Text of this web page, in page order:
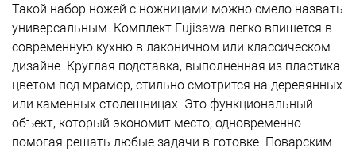
Такой набор ножей с ножницами можно смело назвать
универсальным. Комплект Fujisawa легко впишется в
современную кухню в лаконичном или классическом
дизайне. Круглая подставка, выполненная из пластика
цветом под мрамор, стильно смотрится на деревянных
или каменных столешницах. Это функциональный
объект, который экономит место, одновременно
помогая решать любые задачи в готовке. Поварским